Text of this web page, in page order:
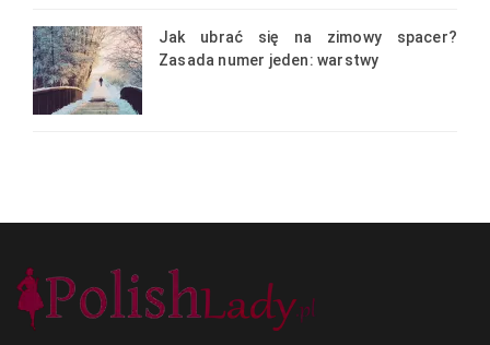
Jak ubrać się na zimowy spacer?
Zasada numer jeden: warstwy